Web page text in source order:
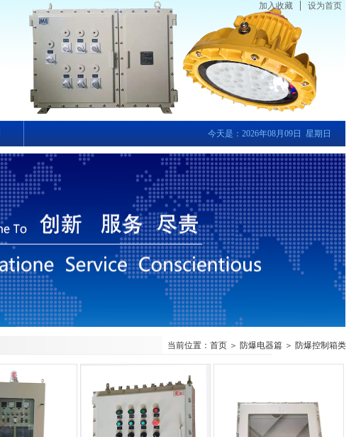
加入收藏 设为首页
今天是：2026年08月09日 星期日
当前位置：首页 ＞ 防爆电器篇 ＞ 防爆控制箱类